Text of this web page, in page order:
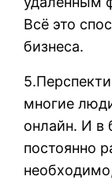
Всё это
бизнеса.
многие
онлайн. И в
постоянно